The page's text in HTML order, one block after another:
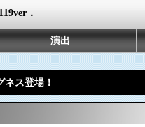
．
演出
ネス登場！